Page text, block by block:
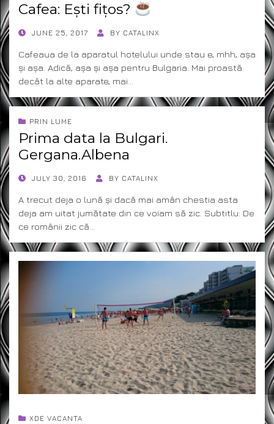
Cafea: Ești fițos?
POSTEDJUNE 25, 2017 BY CATALINX
Cafeaua de la aparatul hotelului unde stau e, mhh, așa
și așa. Adică, așa și așa pentru Bulgaria. Mai proastă
decât la alte aparate, mai…
PRIN LUME
Prima data la Bulgari.
Gergana.Albena
POSTED
JULY 30, 2016 BY CATALINX
A trecut deja o lună și dacă mai amân chestia asta
deja am uitat jumătate din ce voiam să zic. Subtitlu: De
ce românii zic că…
XDE VACANTA